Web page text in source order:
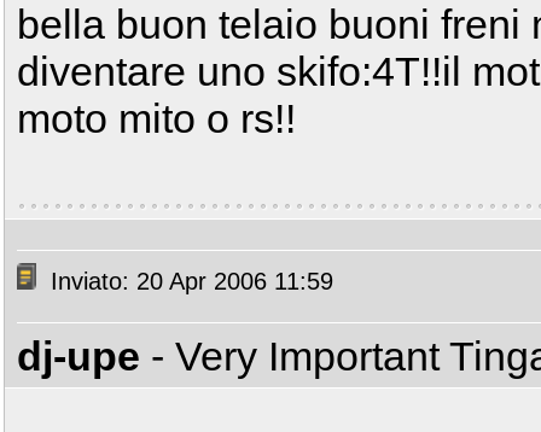
bella buon telaio buoni freni
diventare uno skifo:4T!!il
moto mito o rs!!
Inviato: 20 Apr 2006 11:59
dj-upe - Very Important